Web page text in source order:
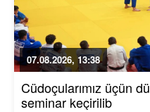
07.08.2026, 13:38
Cüdoçularımız üçün
seminar keçirilib